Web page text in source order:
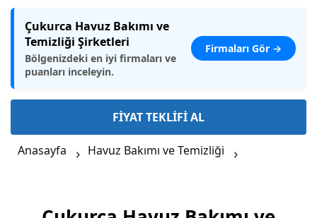
Çukurca Havuz Bakımı ve
Temizliği Şirketleri
Bölgenizdeki en iyi firmaları ve
puanları inceleyin.
Firmaları Gör →
FİYAT TEKLİFİ AL
Anasayfa Havuz Bakımı ve Temizliği